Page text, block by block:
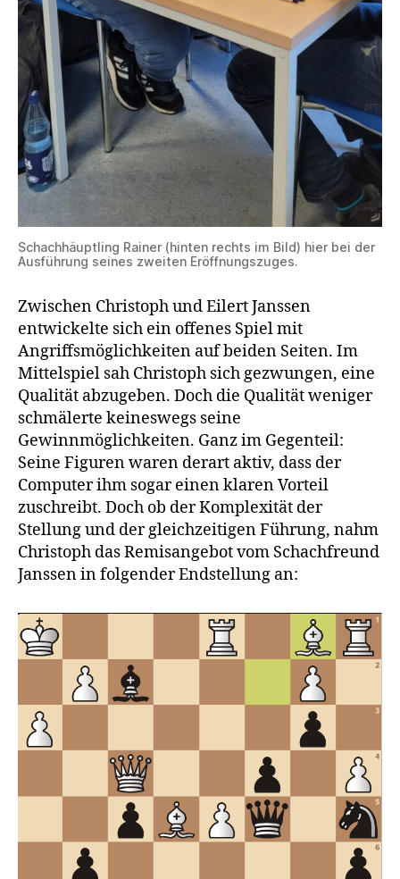
Schachhäuptling Rainer (hinten rechts im Bild) hier bei der
Ausführung seines zweiten Eröffnungszuges.
Zwischen Christoph und Eilert Janssen
entwickelte sich ein offenes Spiel mit
Angriffsmöglichkeiten auf beiden Seiten. Im
Mittelspiel sah Christoph sich gezwungen, eine
Qualität abzugeben. Doch die Qualität weniger
schmälerte keineswegs seine
Gewinnmöglichkeiten. Ganz im Gegenteil:
Seine Figuren waren derart aktiv, dass der
Computer ihm sogar einen klaren Vorteil
zuschreibt. Doch ob der Komplexität der
Stellung und der gleichzeitigen Führung, nahm
Christoph das Remisangebot vom Schachfreund
Janssen in folgender Endstellung an: